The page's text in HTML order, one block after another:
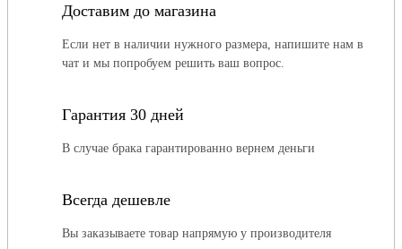
Доставим до магазина
Если нет в наличии нужного размера, напишите нам в
чат и мы попробуем решить ваш вопрос.
Гарантия 30 дней
В случае брака гарантированно вернем деньги
Всегда дешевле
Вы заказываете товар напрямую у производителя